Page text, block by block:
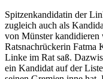
Spitzenkandidatin der
zugleich auch als
von Münster
Ratsnachrückerin Fatma
Linke im Rat saß.
ein Kandidat auf der